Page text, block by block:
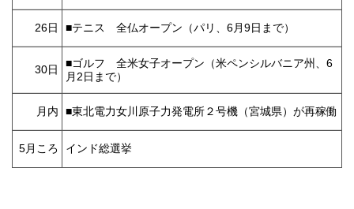
26日 ■テニス 全仏オープン（パリ、6月9日まで）
30日
■ゴルフ 全米女子オープン（米ペンシルバニア州、6
月2日まで）
月内 ■東北電力女川原子力発電所２号機（宮城県）が再稼働
5月ころ インド総選挙